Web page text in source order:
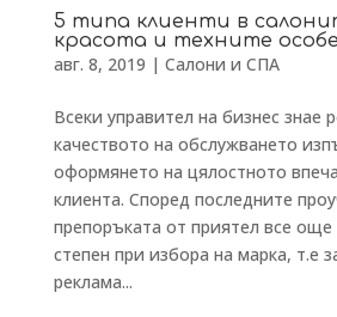
5 типа клиенти в
красота и техните
авг. 8, 2019 | Салони и СПА
Всеки управител на бизнес знае
качеството на обслужването
оформянето на цялостното
клиента. Според последните
препоръката от приятел все още
степен при избора на марка, т.е
реклама...